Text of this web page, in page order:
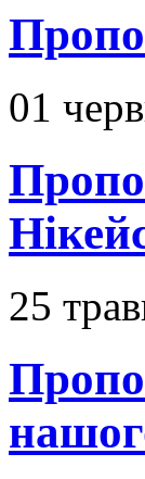
01
25